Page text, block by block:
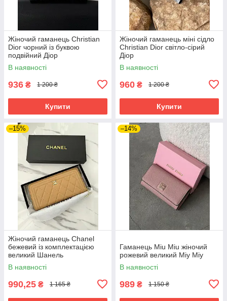
Жіночий гаманець Christian
Dior чорний із буквою
подвійний Діор
В наявності
936 ₴ 1 200 ₴
Купити
Жіночий гаманець міні сідло
Christian Dior світло-сірий
Діор
В наявності
960 ₴ 1 200 ₴
Купити
–15%
Жіночий гаманець Chanel
бежевий із комплектацією
великий Шанель
В наявності
990,25 ₴ 1 165 ₴
–14%
Гаманець Miu Miu жіночий
рожевий великий Міу Міу
В наявності
989 ₴ 1 150 ₴